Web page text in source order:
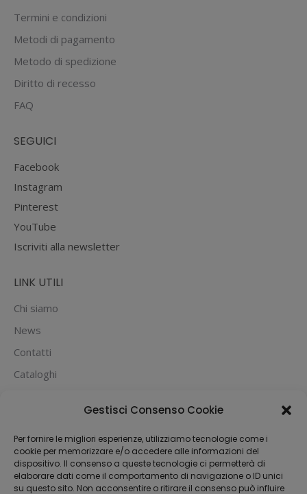
Gestisci Consenso Cookie
Per fornire le migliori esperienze, utilizziamo tecnologie come i
cookie per memorizzare e/o accedere alle informazioni del
dispositivo. Il consenso a queste tecnologie ci permetterà di
elaborare dati come il comportamento di navigazione o ID unici
su questo sito. Non acconsentire o ritirare il consenso può influire
Termini e condizioni
Metodi di pagamento
Metodo di spedizione
Diritto di recesso
FAQ
SEGUICI
Facebook
Instagram
Pinterest
YouTube
Iscriviti alla newsletter
LINK UTILI
Chi siamo
News
Contatti
Cataloghi
PUOI PAGARE CON: